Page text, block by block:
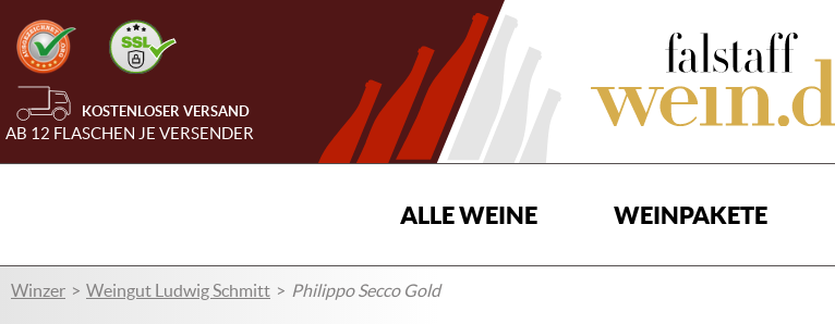
KOSTENLOSER VERSAND
AB 12 FLASCHEN JE VERSENDER
ALLE WEINE WEINPAKETE
Winzer Weingut Ludwig Schmitt Philippo Secco Gold